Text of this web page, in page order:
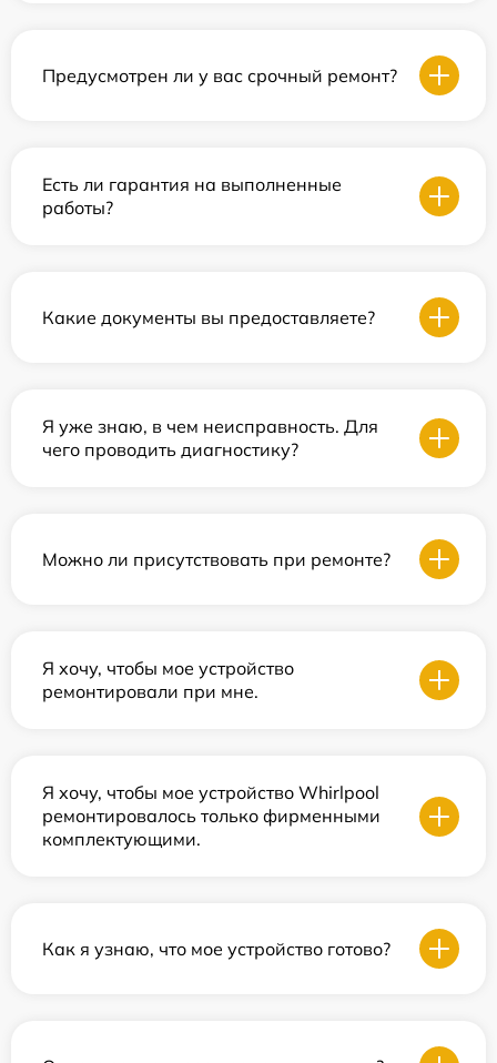
Предусмотрен ли у вас срочный ремонт?
Есть ли гарантия на выполненные
работы?
Какие документы вы предоставляете?
Я уже знаю, в чем неисправность. Для
чего проводить диагностику?
Можно ли присутствовать при ремонте?
Я хочу, чтобы мое устройство
ремонтировали при мне.
Я хочу, чтобы мое устройство Whirlpool
ремонтировалось только фирменными
комплектующими.
Как я узнаю, что мое устройство готово?